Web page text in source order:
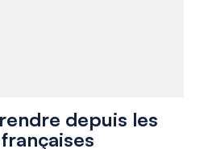
depuis les